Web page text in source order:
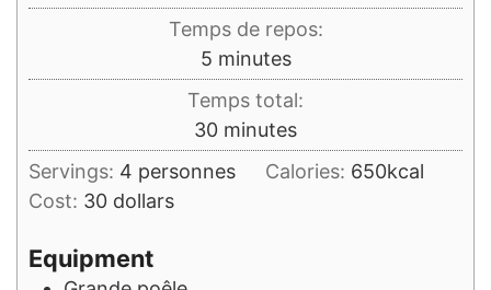
Temps de repos:
5minutes
minutes
Temps total:
30minutes
minutes
Servings: 4 personnes Calories: 650kcal
Cost: 30 dollars
Equipment